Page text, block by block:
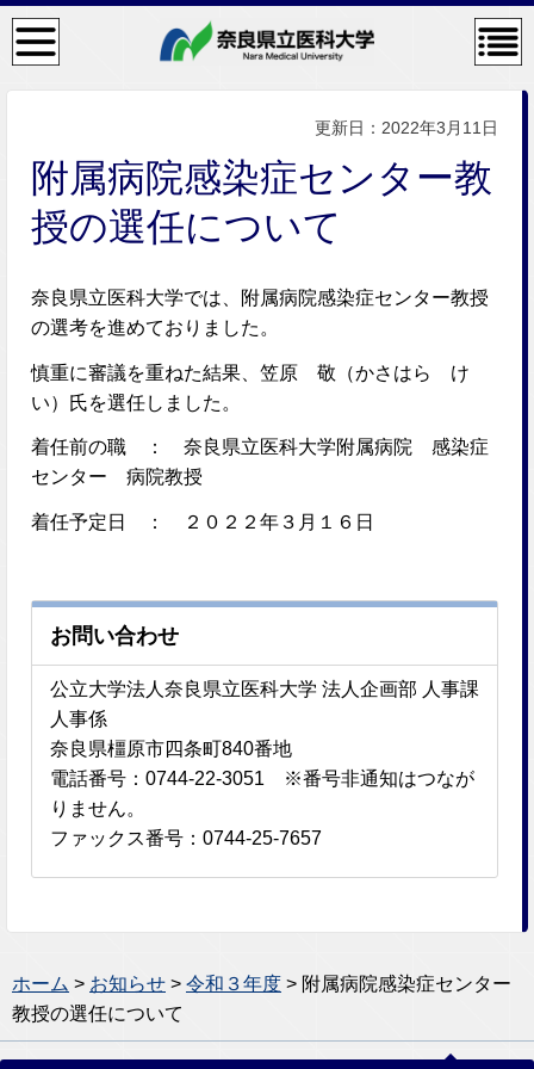
検
索・
メニ
コン
テン
ニュ
ー
更新日：2022年3月11日
附属病院感染症センター教
授の選任について
奈良県立医科大学では、附属病院感染症センター教授
の選考を進めておりました。
慎重に審議を重ねた結果、笠原 敬（かさはら け
い）氏を選任しました。
着任前の職 ： 奈良県立医科大学附属病院 感染症
センター 病院教授
着任予定日 ： ２０２２年３月１６日
お問い合わせ
公立大学法人奈良県立医科大学 法人企画部 人事課
人事係
奈良県橿原市四条町840番地
電話番号：0744-22-3051 ※番号非通知はつなが
りません。
ファックス番号：0744-25-7657
ホーム > お知らせ > 令和３年度 > 附属病院感染症センター
教授の選任について